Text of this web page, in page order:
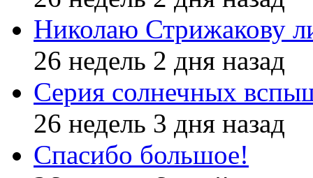
Николаю Стрижакову
26 недель 2 дня назад
Серия солнечных
26 недель 3 дня назад
Спасибо большое!